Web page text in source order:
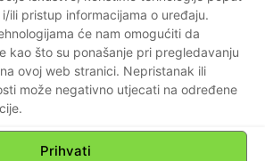
ili pristup informacijama o uređaju.
će nam omogućiti da
kao što su ponašanje pri pregledavanju
ovoj web stranici. Nepristanak ili
može negativno utjecati na određene
Prihvati
policije “BATT” Split i
splitskog policajca:
treba ispričati’…